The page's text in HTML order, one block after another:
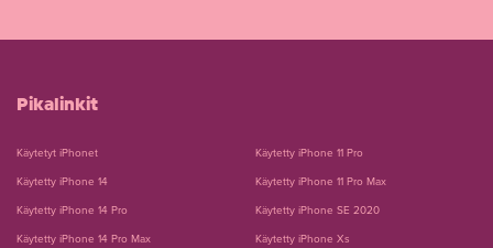
Pikalinkit
Käytetyt iPhonet
Käytetty iPhone 14
Käytetty iPhone 14 Pro
Käytetty iPhone 14 Pro Max
Käytetty iPhone 11 Pro
Käytetty iPhone 11 Pro Max
Käytetty iPhone SE 2020
Käytetty iPhone Xs